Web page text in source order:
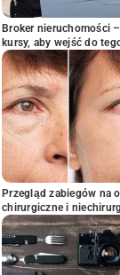
Broker nieruchomości
kursy, aby wejść do
Przegląd zabiegów na
chirurgiczne i